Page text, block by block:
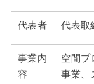
代表者 代表
事業内
容
空間プ
事業、